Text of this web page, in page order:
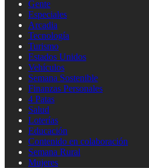
Gente
Especiales
Arcadia
Tecnología
Turismo
Estados Unidos
Vehículos
Semana Sostenible
Finanzas Personales
4 Patas
Salud
Loterías
Educación
Contenido en colaboración
Semana Rural
Mujeres